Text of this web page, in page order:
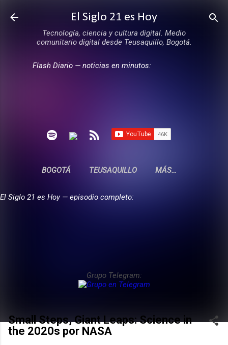
Ir al contenido principal
El Siglo 21 es Hoy
Tecnología, ciencia y cultura digital. Medio
comunitario digital desde Teusaquillo, Bogotá.
Flash Diario — noticias en minutos:
BOGOTÁ TEUSAQUILLO MÁS…
El Siglo 21 es Hoy — episodio completo:
Grupo Telegram:
Small Steps, Giant Leaps: Science in
the 2020s por NASA